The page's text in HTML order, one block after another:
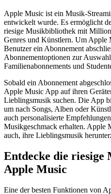
Apple Music ist ein Musik-
entwickelt wurde. Es ermöglicht
riesige Musikbibliothek mit
Genres und Künstlern. Um Apple
Benutzer ein Abonnement
Abonnementoptionen zur
Familienabonnements und
Sobald ein Abonnement
Apple Music App auf ihren
Lieblingsmusik suchen. Die App
um nach Songs, Alben oder
auch personalisierte
Musikgeschmack erhalten. Apple
auch, ihre Lieblingsmusik
Entdecke die
Apple Music
Eine der besten Funktionen von